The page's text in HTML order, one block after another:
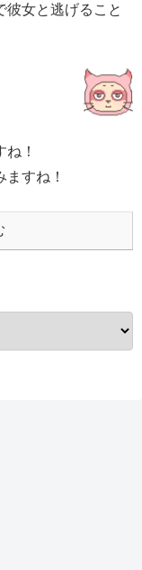
彼女と逃げること
！
すね！